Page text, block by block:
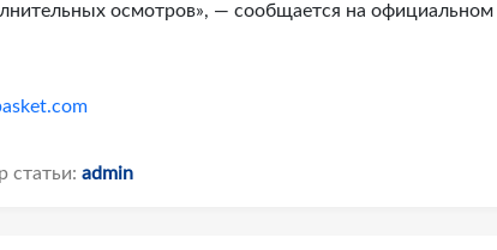
осмотров», — сообщается на
статьи: admin